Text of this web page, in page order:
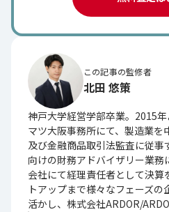
この記事の監修者
北田 悠策
神戸大学経営学部卒業。2015
マツ大阪事務所にて、製造業を
及び金融商品取引法監査に従
向けの財務アドバイザリー業
会社にて経理責任者として決
トアップまで様々なフェーズ
活かし、株式会社ARDOR/